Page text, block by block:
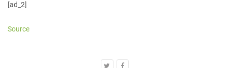
[ad_2]
Source